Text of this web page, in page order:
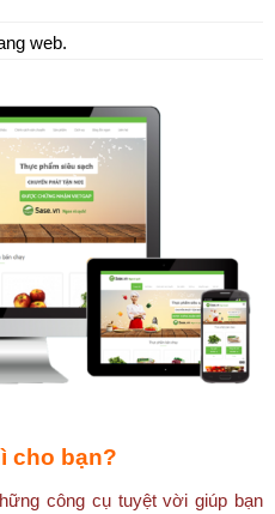
web.
cho bạn?
công cụ tuyệt vời giúp bạn